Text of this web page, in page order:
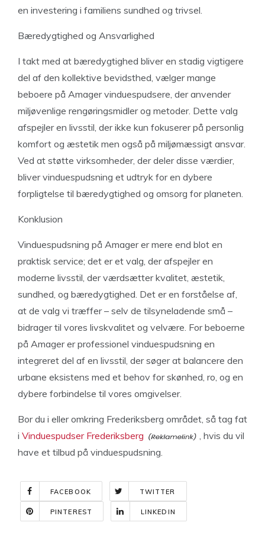
en investering i familiens sundhed og trivsel.
Bæredygtighed og Ansvarlighed
I takt med at bæredygtighed bliver en stadig vigtigere
del af den kollektive bevidsthed, vælger mange
beboere på Amager vinduespudsere, der anvender
miljøvenlige rengøringsmidler og metoder. Dette valg
afspejler en livsstil, der ikke kun fokuserer på personlig
komfort og æstetik men også på miljømæssigt ansvar.
Ved at støtte virksomheder, der deler disse værdier,
bliver vinduespudsning et udtryk for en dybere
forpligtelse til bæredygtighed og omsorg for planeten.
Konklusion
Vinduespudsning på Amager er mere end blot en
praktisk service; det er et valg, der afspejler en
moderne livsstil, der værdsætter kvalitet, æstetik,
sundhed, og bæredygtighed. Det er en forståelse af,
at de valg vi træffer – selv de tilsyneladende små –
bidrager til vores livskvalitet og velvære. For beboerne
på Amager er professionel vinduespudsning en
integreret del af en livsstil, der søger at balancere den
urbane eksistens med et behov for skønhed, ro, og en
dybere forbindelse til vores omgivelser.
Bor du i eller omkring Frederiksberg området, så tag fat
i Vinduespudser Frederiksberg
, hvis du vil
have et tilbud på vinduespudsning.
FACEBOOK TWITTER
PINTEREST LINKEDIN